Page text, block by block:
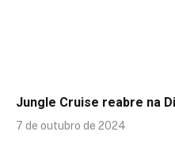
Jungle Cruise reabre na
7 de outubro de 2024